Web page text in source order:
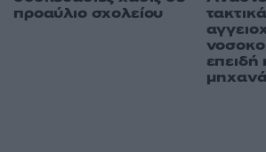
προαύλιο σχολείου